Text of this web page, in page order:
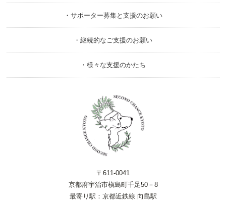
・サポーター募集と支援のお願い
・継続的なご支援のお願い
・様々な支援のかたち
〒611-0041
京都府宇治市槇島町千足50－8
最寄り駅：京都近鉄線 向島駅